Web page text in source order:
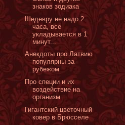
знаков зодиака
Шедевру не надо 2
часа, все
укладывается в 1
минут...
Анекдоты про Латвию
популярны за
рубежом
Про специи и их
воздействие на
организм
Гигантский цветочный
ковер в Брюсселе